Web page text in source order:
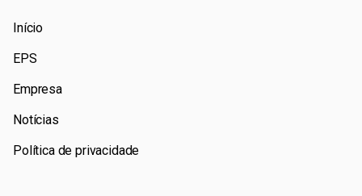
Início
EPS
Empresa
Notícias
Política de privacidade